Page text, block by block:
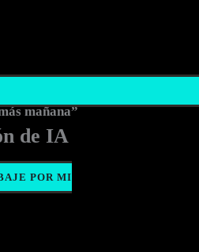
mañana”
de IA
POR MI